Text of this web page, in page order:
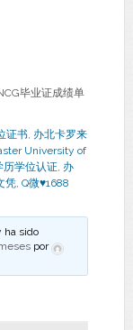
毕业证成绩单
证书, 办北卡罗来
University of
历学位认证, 办
凭, Q微♥1688
ha sido
por